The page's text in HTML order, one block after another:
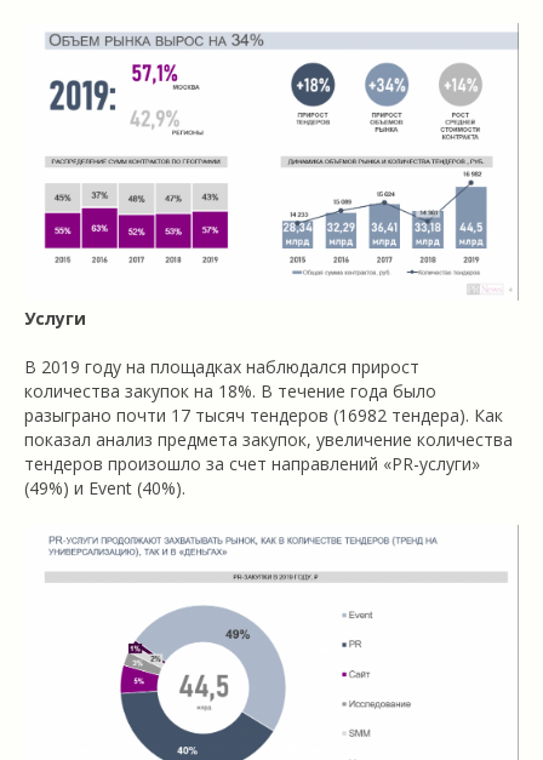
Услуги
В 2019 году на площадках наблюдался прирост
количества закупок на 18%. В течение года было
разыграно почти 17 тысяч тендеров (16982 тендера). Как
показал анализ предмета закупок, увеличение количества
тендеров произошло за счет направлений «PR-услуги»
(49%) и Event (40%).